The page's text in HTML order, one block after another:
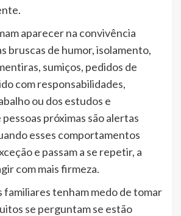
aparecer na convivência
bruscas de humor, isolamento,
sumiços, pedidos de
com responsabilidades,
ou dos estudos e
próximas são alertas
esses comportamentos
e passam a se repetir, a
com mais firmeza.
familiares tenham medo de tomar
se perguntam se estão